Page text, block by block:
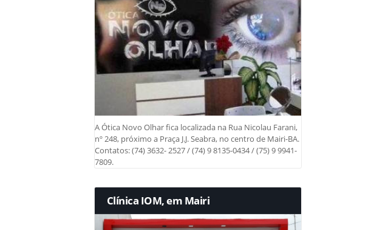
A Ótica Novo Olhar fica localizada na Rua Nicolau Farani,
nº 248, próximo a Praça J.J. Seabra, no centro de Mairi-BA.
Contatos: (74) 3632- 2527 / (74) 9 8135-0434 / (75) 9 9941-
7809.
Clínica IOM, em Mairi